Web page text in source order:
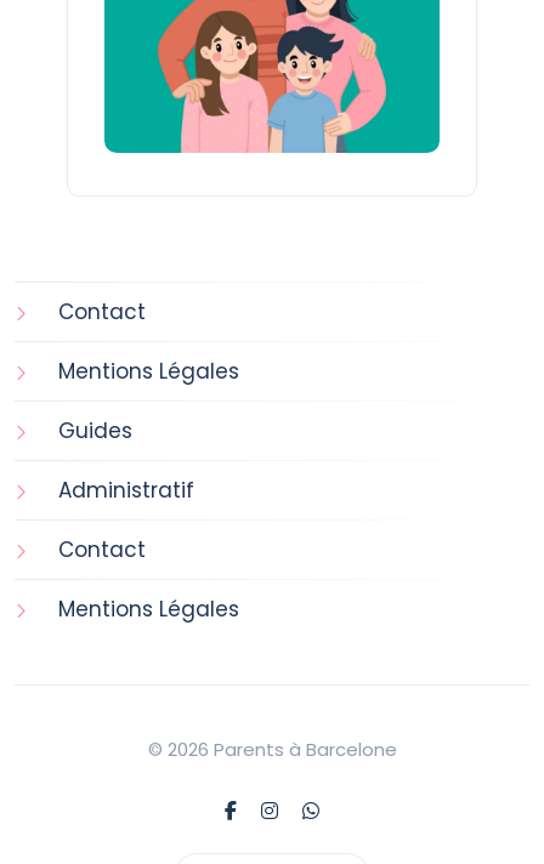
Contact
Mentions Légales
Guides
Administratif
Contact
Mentions Légales
© 2026 Parents à Barcelone